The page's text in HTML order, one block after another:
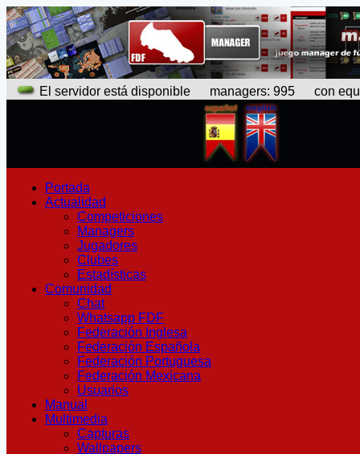
El servidor está disponible managers: 995 con
Portada
Actualidad
Competiciones
Managers
Jugadores
Clubes
Estadísticas
Comunidad
Chat
Whatsapp FDF
Federación Inglesa
Federación Española
Federación Portuguesa
Federación Mexicana
Usuarios
Manual
Multimedia
Capturas
Wallpapers